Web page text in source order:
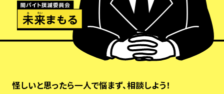
怪しいと思ったら一人で悩まず、相談しよう！